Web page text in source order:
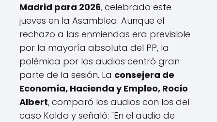
Madrid para 2026, celebrado este
jueves en la Asamblea. Aunque el
rechazo a las enmiendas era previsible
por la mayoría absoluta del PP, la
polémica por los audios centró gran
parte de la sesión. La consejera de
Economía, Hacienda y Empleo, Rocío
Albert, comparó los audios con los del
caso Koldo y señaló: "En el audio de